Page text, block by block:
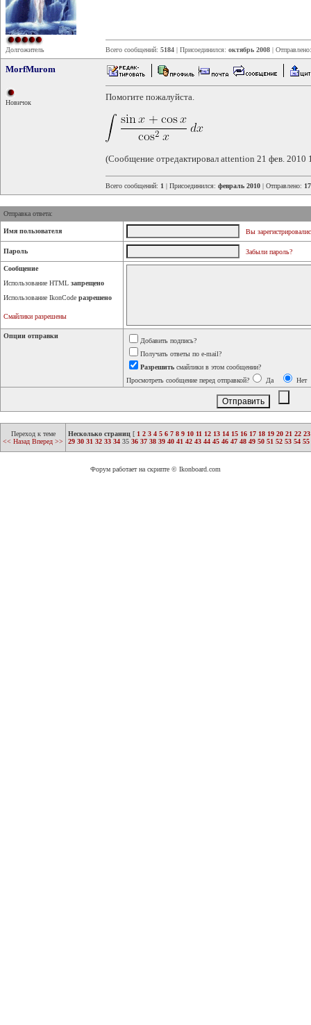
Долгожитель Всего сообщений: 5184 | Присоединился: октябрь 2008 |
MorfMurom
Новичок
Помогите пожалуйста.
(Сообщение отредактировал attention 21 фев. 2010
Всего сообщений: 1 | Присоединился: февраль 2010 | Отправлено:
Отправка ответа:
Имя пользователя Вы
Пароль Забыли пароль?
Сообщение
Использование HTML запрещено
Использование IkonCode разрешено
Смайлики разрешены
Опции отправки
Добавить подпись?
Получать ответы по e-mail?
Разрешить смайлики в этом сообщении?
Просмотреть сообщение перед отправкой?
Да Нет
Переход к теме
<< Назад Вперед >>
Несколько страниц [ 1 2 3 4 5 6 7 8 9 10 11 12 13 14 15 16 17 18 19 20 21 22 23
29 30 31 32 33 34 35 36 37 38 39 40 41 42 43 44 45 46 47 48 49 50 51 52 53 54 55
Форум работает на скрипте © Ikonboard.com